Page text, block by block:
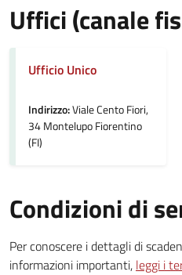
Uffici (canale
Ufficio Unico
Indirizzo:Viale Cento Fiori,
34 Montelupo Fiorentino
(FI)
Condizioni di
Per conoscere i dettagli di
informazioni importanti, leggi i